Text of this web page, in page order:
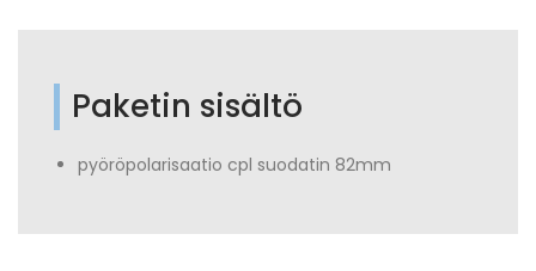
Paketin sisältö
pyöröpolarisaatio cpl suodatin 82mm